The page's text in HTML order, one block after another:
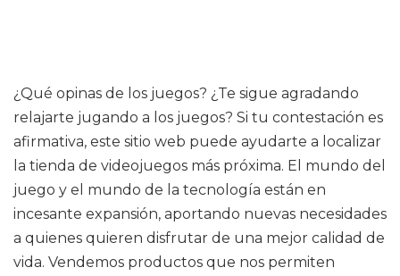
¿Qué opinas de los juegos? ¿Te sigue agradando
relajarte jugando a los juegos? Si tu contestación es
afirmativa, este sitio web puede ayudarte a localizar
la tienda de videojuegos más próxima. El mundo del
juego y el mundo de la tecnología están en
incesante expansión, aportando nuevas necesidades
a quienes quieren disfrutar de una mejor calidad de
vida. Vendemos productos que nos permiten